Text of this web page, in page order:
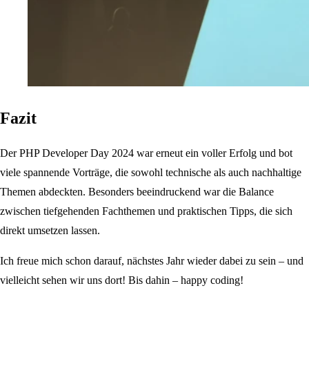
Fazit
Der PHP Developer Day 2024 war erneut ein voller Erfolg und bot
viele spannende Vorträge, die sowohl technische als auch nachhaltige
Themen abdeckten. Besonders beeindruckend war die Balance
zwischen tiefgehenden Fachthemen und praktischen Tipps, die sich
direkt umsetzen lassen.
Ich freue mich schon darauf, nächstes Jahr wieder dabei zu sein – und
vielleicht sehen wir uns dort! Bis dahin – happy coding!